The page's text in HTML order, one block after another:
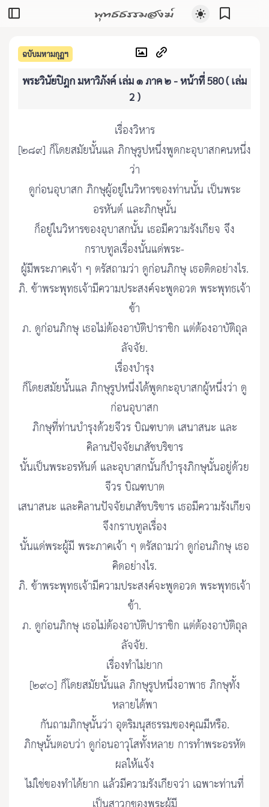
พุทธธรรมสงฆ์
ฉบับมหามกุฏฯ
พระวินัยปิฎก มหาวิภังค์ เล่ม ๑ ภาค ๒ - หน้าที่ 580 ( เล่ม
2 )
เรื่องวิหาร
[๒๘๙] ก็โดยสมัยนั้นแล ภิกษุรูปหนึ่งพูดกะอุบาสกคนหนึ่ง
ว่า
ดูก่อนอุบาสก ภิกษุผู้อยู่ในวิหารของท่านนั้น เป็นพระ
อรหันต์ และภิกษุนั้น
ก็อยู่ในวิหารของอุบาสกนั้น เธอมีความรังเกียจ จึง
กราบทูลเรื่องนั้นแด่พระ-
ผู้มีพระภาคเจ้า ๆ ตรัสถามว่า ดูก่อนภิกษุ เธอติดอย่างไร.
ภิ. ข้าพระพุทธเจ้ามีความประสงค์จะพูดอวด พระพุทธเจ้า
ข้า
ภ. ดูก่อนภิกษุ เธอไม่ต้องอาบัติปาราชิก แต่ต้องอาบัติถุล
ลัจจัย.
เรื่องบำรุง
ก็โดยสมัยนั้นแล ภิกษุรูปหนึ่งได้พูดกะอุบาสกผู้หนึ่งว่า ดู
ก่อนอุบาสก
ภิกษุที่ท่านบำรุงด้วยจีวร บิณฑบาต เสนาสนะ และ
คิลานปัจจัยเภสัชบริขาร
นั้นเป็นพระอรหันต์ และอุบาสกนั้นก็บำรุงภิกษุนั้นอยู่ด้วย
จีวร บิณฑบาต
เสนาสนะ และคิลานปัจจัยเภสัชบริขาร เธอมีความรังเกียจ
จึงกราบทูลเรื่อง
นั้นแด่พระผู้มี พระภาคเจ้า ๆ ตรัสถามว่า ดูก่อนภิกษุ เธอ
คิดอย่างไร.
ภิ. ข้าพระพุทธเจ้ามีความประสงค์จะพูดอวด พระพุทธเจ้า
ข้า.
ภ. ดูก่อนภิกษุ เธอไม่ต้องอาบัติปาราชิก แต่ต้องอาบัติถุล
ลัจจัย.
เรื่องทำไม่ยาก
[๒๙๐] ก็โดยสมัยนั้นแล ภิกษุรูปหนึ่งอาพาธ ภิกษุทั้ง
หลายได้พา
กันถามภิกษุนั้นว่า อุตริมนุสธรรมของคุณมีหรือ.
ภิกษุนั้นตอบว่า ดูก่อนอาวุโสทั้งหลาย การทำพระอรหัต
ผลให้แจ้ง
ไม่ใช่ของทำได้ยาก แล้วมีความรังเกียจว่า เฉพาะท่านที่